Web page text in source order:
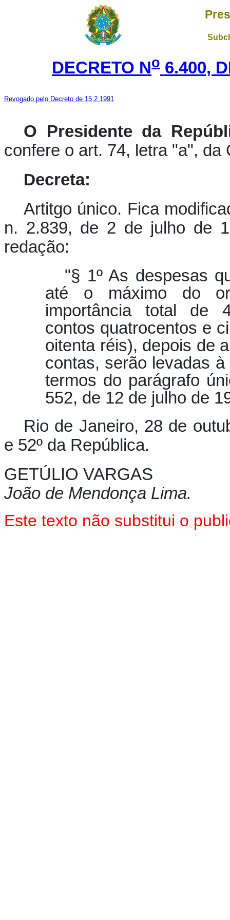
DECRETO No 6.400,
Revogado pelo Decreto de 15.2.1991
O Presidente da
confere o art. 74, letra "a", da
Decreta:
Artitgo único. Fica
n. 2.839, de 2 de julho de
redação:
"§ 1º As despesas
até o máximo do
importância total de
contos quatrocentos e
oitenta réis), depois de
contas, serão levadas
termos do parágrafo
552, de 12 de julho de
Rio de Janeiro, 28 de
e 52º da República.
GETÚLIO VARGAS
João de Mendonça Lima.
Este texto não substitui o